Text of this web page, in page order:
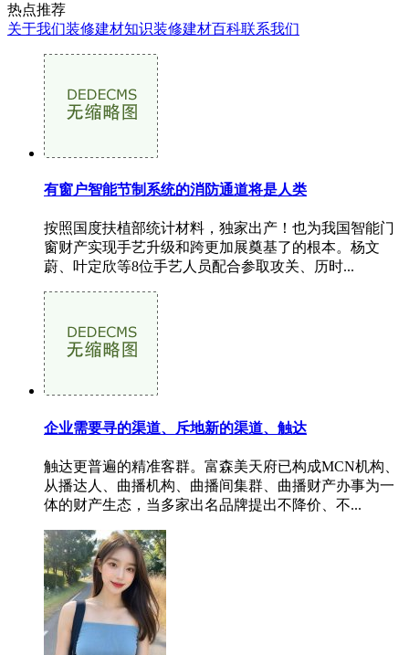
热点推荐
关于我们装修建材知识装修建材百科联系我们
有窗户智能节制系统的消防通道将是人类
按照国度扶植部统计材料，独家出产！也为我国智能门
窗财产实现手艺升级和跨更加展奠基了的根本。杨文
蔚、叶定欣等8位手艺人员配合参取攻关、历时...
企业需要寻的渠道、斥地新的渠道、触达
触达更普遍的精准客群。富森美天府已构成MCN机构、
从播达人、曲播机构、曲播间集群、曲播财产办事为一
体的财产生态，当多家出名品牌提出不降价、不...